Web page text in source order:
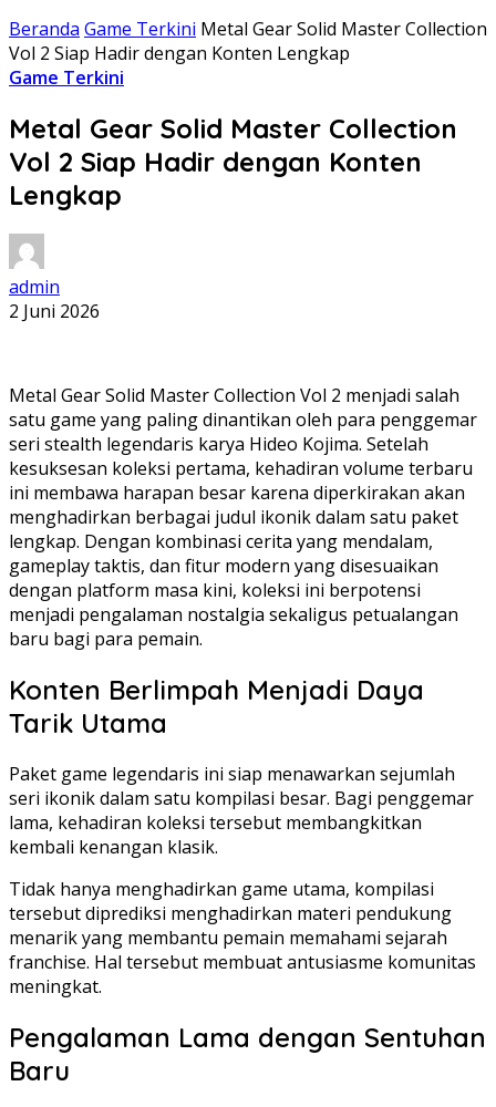
Beranda Game Terkini Metal Gear Solid Master Collection
Vol 2 Siap Hadir dengan Konten Lengkap
Game Terkini
Metal Gear Solid Master Collection
Vol 2 Siap Hadir dengan Konten
Lengkap
admin
2 Juni 2026
Metal Gear Solid Master Collection Vol 2 menjadi salah
satu game yang paling dinantikan oleh para penggemar
seri stealth legendaris karya Hideo Kojima. Setelah
kesuksesan koleksi pertama, kehadiran volume terbaru
ini membawa harapan besar karena diperkirakan akan
menghadirkan berbagai judul ikonik dalam satu paket
lengkap. Dengan kombinasi cerita yang mendalam,
gameplay taktis, dan fitur modern yang disesuaikan
dengan platform masa kini, koleksi ini berpotensi
menjadi pengalaman nostalgia sekaligus petualangan
baru bagi para pemain.
Konten Berlimpah Menjadi Daya
Tarik Utama
Paket game legendaris ini siap menawarkan sejumlah
seri ikonik dalam satu kompilasi besar. Bagi penggemar
lama, kehadiran koleksi tersebut membangkitkan
kembali kenangan klasik.
Tidak hanya menghadirkan game utama, kompilasi
tersebut diprediksi menghadirkan materi pendukung
menarik yang membantu pemain memahami sejarah
franchise. Hal tersebut membuat antusiasme komunitas
meningkat.
Pengalaman Lama dengan Sentuhan
Baru